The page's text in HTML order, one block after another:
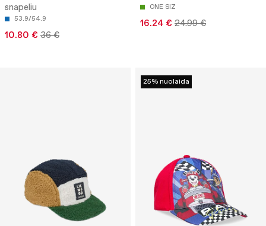
snapeliu
53.9/54.9
10.80 € 36 €
ONE SIZ
16.24 € 24.99 €
25% nuolaida